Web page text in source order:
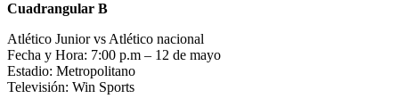
Cuadrangular B
Atlético Junior vs Atlético nacional
Fecha y Hora: 7:00 p.m – 12 de mayo
Estadio: Metropolitano
Televisión: Win Sports